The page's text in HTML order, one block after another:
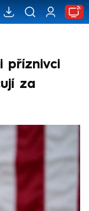
příznivci
za